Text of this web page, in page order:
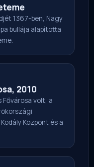
1367-ben, Nagy
bullája alapította
2010
Fővárosa volt, a
Központ és a